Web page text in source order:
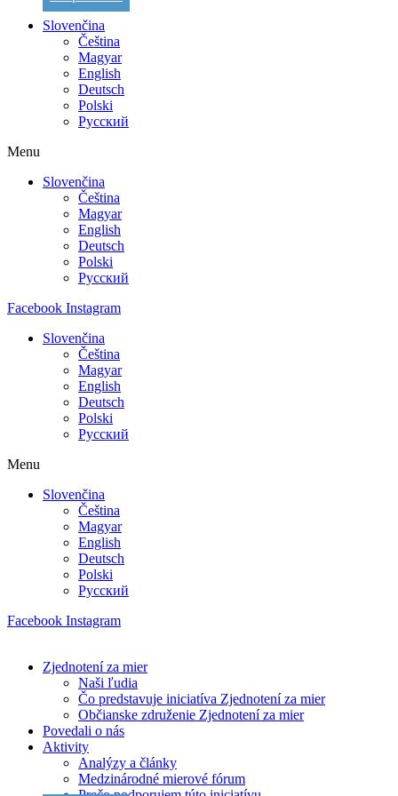
Slovenčina
Čeština
Magyar
English
Deutsch
Polski
Русский
Menu
Slovenčina
Čeština
Magyar
English
Deutsch
Polski
Русский
Facebook Instagram
Slovenčina
Čeština
Magyar
English
Deutsch
Polski
Русский
Menu
Slovenčina
Čeština
Magyar
English
Deutsch
Polski
Русский
Facebook Instagram
Zjednotení za mier
Naši ľudia
Čo predstavuje iniciatíva Zjednotení za mier
Občianske združenie Zjednotení za mier
Povedali o nás
Aktivity
Analýzy a články
Medzinárodné mierové fórum